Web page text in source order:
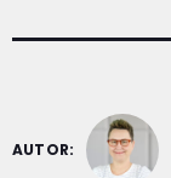
AUTOR: